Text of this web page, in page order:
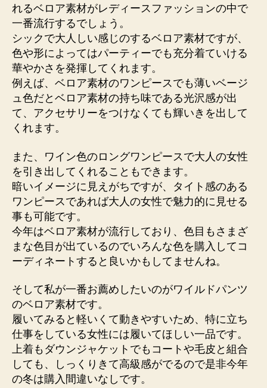
れるベロア素材がレディースファッションの中で
一番流行するでしょう。
シックで大人しい感じのするベロア素材ですが、
色や形によってはパーティーでも充分着ていける
華やかさを発揮してくれます。
例えば、ベロア素材のワンピースでも薄いベージ
ュ色だとベロア素材の持ち味である光沢感が出
て、アクセサリーをつけなくても輝いきを出して
くれます。
また、ワイン色のロングワンピースで大人の女性
を引き出してくれることもできます。
暗いイメージに見えがちですが、タイト感のある
ワンピースであれば大人の女性で魅力的に見せる
事も可能です。
今年はベロア素材が流行しており、色目もさまざ
まな色目が出ているのでいろんな色を購入してコ
ーディネートすると良いかもしてませんね。
そして私が一番お薦めしたいのがワイルドパンツ
のベロア素材です。
履いてみると軽いくて動きやすいため、特に立ち
仕事をしている女性には履いてほしい一品です。
上着もダウンジャケットでもコートや毛皮と組合
しても、しっくりきて高級感がでるので是非今年
の冬は購入間違いなしです。